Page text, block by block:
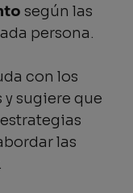
según las
persona.
con los
sugiere que
las